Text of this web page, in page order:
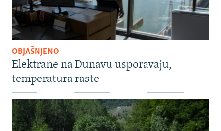
OBJAŠNJENO
Elektrane na Dunavu usporavaju,
temperatura raste